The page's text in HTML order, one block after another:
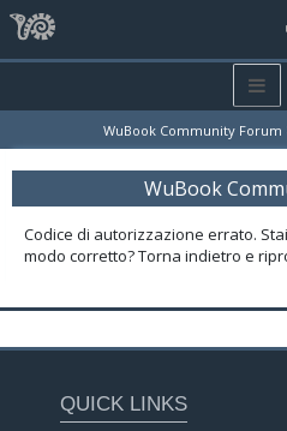
WuBook Community Forum
WuBook
Codice di autorizzazione errato.
modo corretto? Torna indietro e
QUICK LINKS